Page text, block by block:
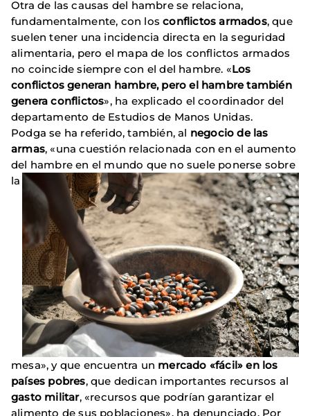
Otra de las causas del hambre se relaciona,
fundamentalmente, con losconflictos armados, que
suelen tener una incidencia directa en la seguridad
alimentaria, pero el mapa de los conflictos armados
no coincide siempre con el del hambre. «Los
conflictos generan hambre, pero el hambre también
genera conflictos», ha explicado el coordinador del
departamento de Estudios de Manos Unidas.
Podga se ha referido, también, al negocio de las
armas, «una cuestión relacionada con en el aumento
del hambre en el mundo que no suele ponerse sobre
la
mesa», y que encuentra un mercado «fácil» en los
países pobres, que dedican importantes recursos al
gasto militar, «recursos que podrían garantizar el
alimento de sus poblaciones», ha denunciado. Por